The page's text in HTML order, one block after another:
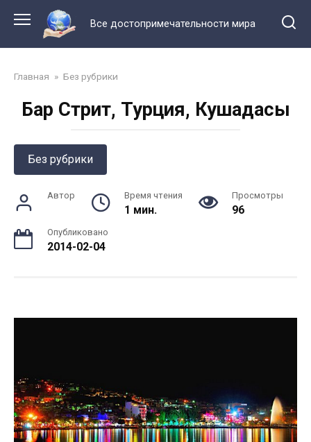
контенту
Все достопримечательности мира
Главная » Без рубрики
Бар Стрит, Турция, Кушадасы
Без рубрики
Автор Время чтения
1 мин.
Просмотры
96
Опубликовано
2014-02-04